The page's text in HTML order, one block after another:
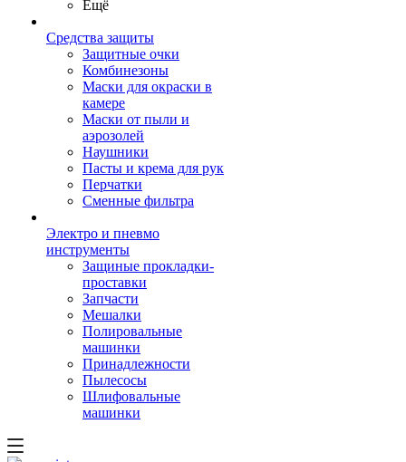
Ещё
Средства защиты
Защитные очки
Комбинезоны
Маски для окраски в
камере
Маски от пыли и
аэрозолей
Наушники
Пасты и крема для рук
Перчатки
Сменные фильтра
Электро и пневмо
инструменты
Защиные прокладки-
проставки
Запчасти
Мешалки
Полировальные
машинки
Принадлежности
Пылесосы
Шлифовальные
машинки